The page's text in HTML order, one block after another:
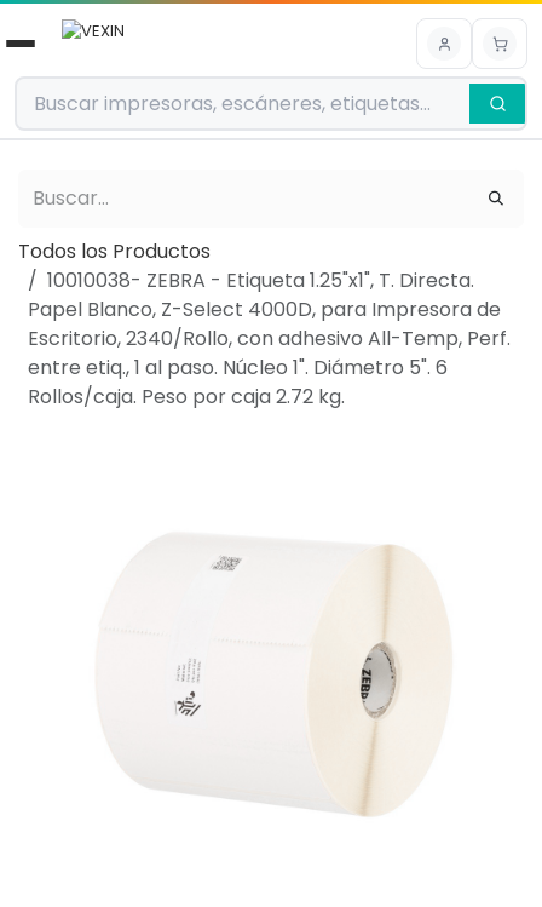
Ir al contenido
Todos los Productos
10010038- ZEBRA - Etiqueta 1.25"x1", T. Directa.
Papel Blanco, Z-Select 4000D, para Impresora de
Escritorio, 2340/Rollo, con adhesivo All-Temp, Perf.
entre etiq., 1 al paso. Núcleo 1". Diámetro 5". 6
Rollos/caja. Peso por caja 2.72 kg.